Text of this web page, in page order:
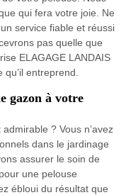
qui fera votre joie. Ne
service fiable et réussi
pas quelle que
ELAGAGE LANDAIS
entreprend.
gazon à votre
? Vous n’avez
dans le jardinage
assurer le soin de
une pelouse
ébloui du résultat que